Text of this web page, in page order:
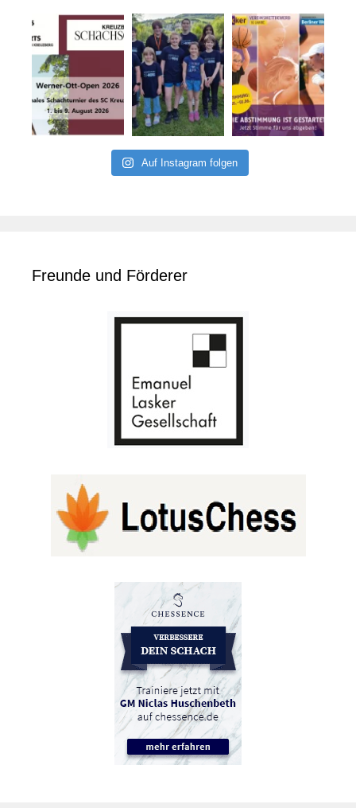
Auf Instagram folgen
Freunde und Förderer